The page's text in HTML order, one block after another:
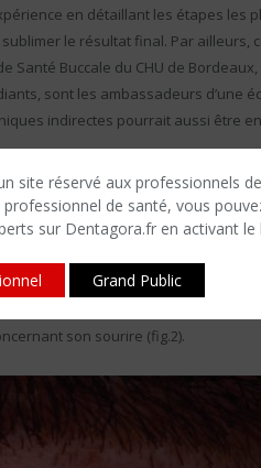
site réservé aux professionnels
professionnel de santé, vous
sur Dentagora.fr en activant le
Grand Public
en détaillant les étapes les
le résultat final. Par ailleurs,
Santé Buccale du CHU de
sont les ambassadeurs d’une
indirectes pourrait aussi être
Contest Undergraduate 2019 –
en consultation au service
son sourire (fig.2).